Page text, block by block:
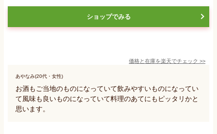
ショップでみる
価格と在庫を楽天でチェック >>
あやなみ(20代・女性)
お酒もご当地のものになっていて飲みやすいものになってい
て風味も良いものになっていて料理のあてにもピッタリかと
思います。